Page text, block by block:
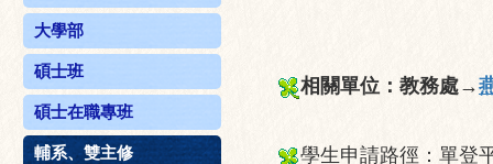
大學部
碩士班
碩士在職專班
輔系、雙主修
相關單位：教務處→
學生申請路徑：單